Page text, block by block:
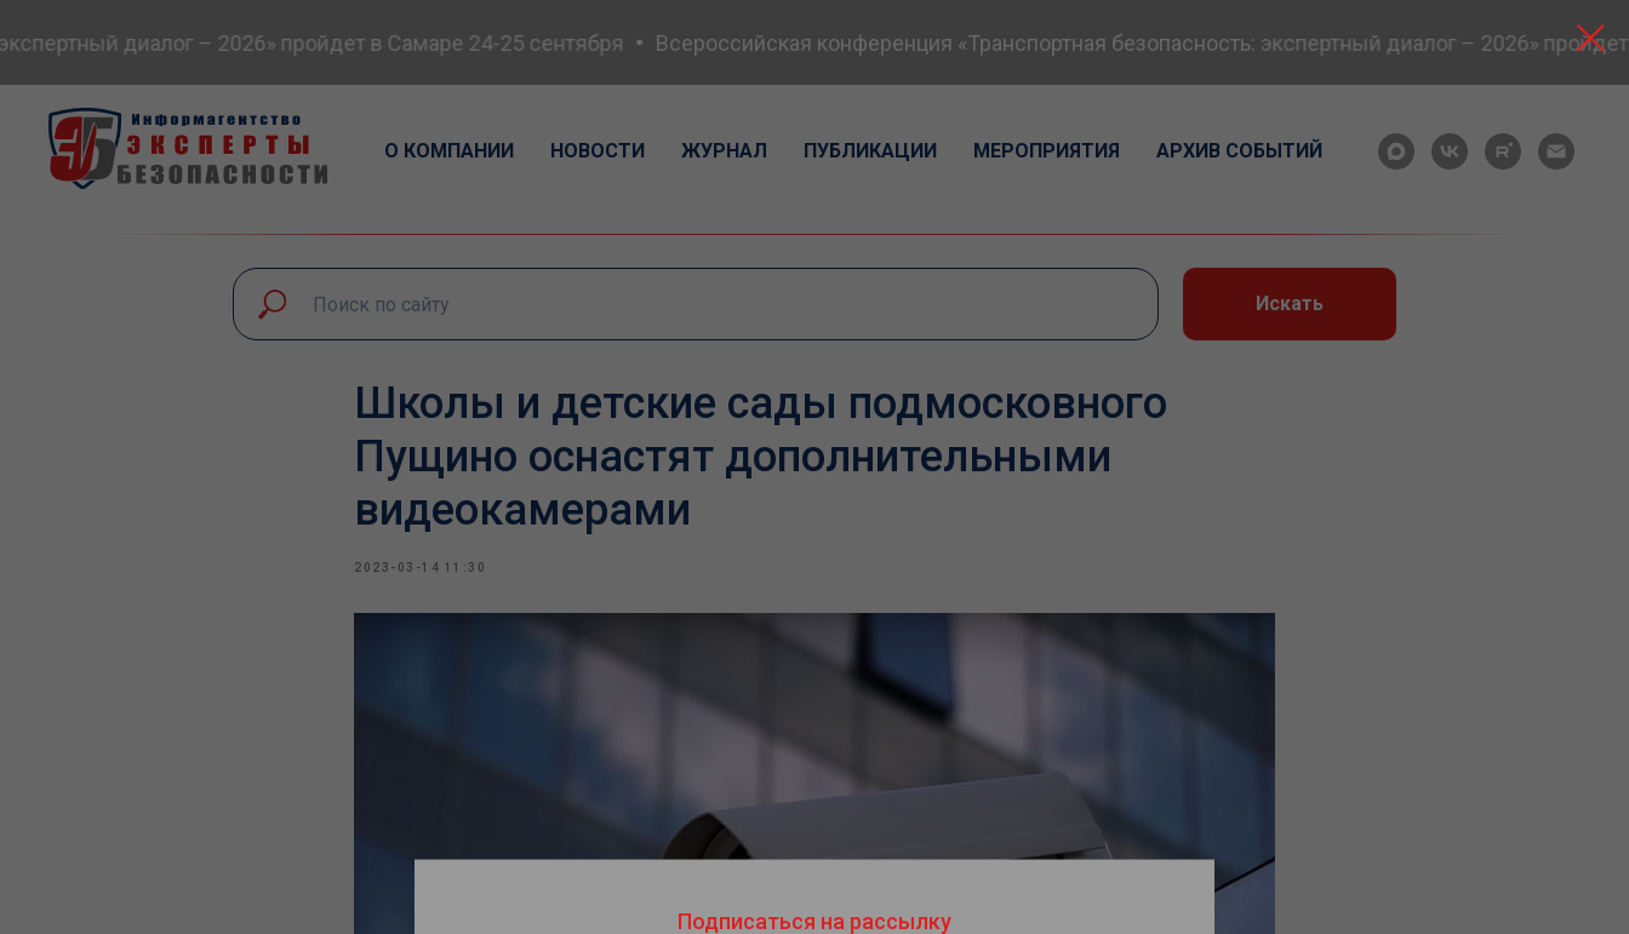
диалог – 2026» пройдет в Самаре 24-25 сентября Всероссийская конференция «Транспортная безопасность: экспертный диалог – 2026» пройдет
О КОМПАНИИ НОВОСТИ ЖУРНАЛ ПУБЛИКАЦИИ МЕРОПРИЯТИЯ АРХИВ СОБЫТИЙ
Искать
Школы и детские сады подмосковного
Пущино оснастят дополнительными
видеокамерами
2023-03-14 11:30
Подписаться на рассылку